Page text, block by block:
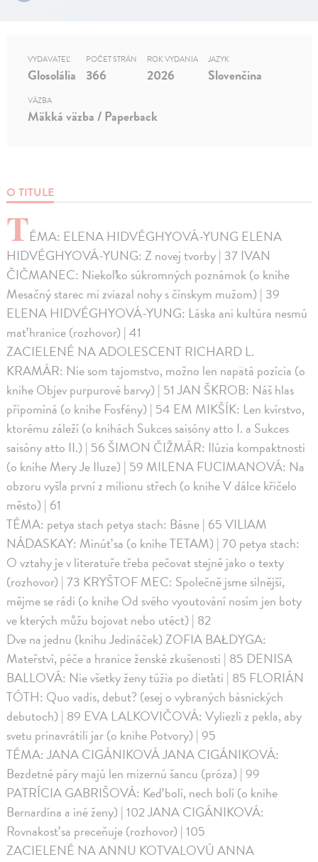
O TITULE
TÉMA: ELENA HIDVÉGHYOVÁ-YUNG ELENA
HIDVÉGHYOVÁ-YUNG: Z novej tvorby | 37 IVAN
ČIČMANEC: Niekoľko súkromných poznámok (o knihe
Mesačný starec mi zviazal nohy s čínskym mužom) | 39
ELENA HIDVÉGHYOVÁ-YUNG: Láska ani kultúra nesmú
mať hranice (rozhovor) | 41
ZACIELENÉ NA ADOLESCENT RICHARD L.
KRAMÁR: Nie som tajomstvo, možno len napätá pozícia (o
knihe Objev purpurové barvy) | 51 JAN ŠKROB: Náš hlas
připomíná (o knihe Fosfény) | 54 EM MIKŠÍK: Len kvírstvo,
ktorému záleží (o knihách Sukces saisóny atto I. a Sukces
saisóny atto II.) | 56 ŠIMON ČIŽMÁR: Ilúzia kompaktnosti
(o knihe Mery Je Iluze) | 59 MILENA FUCIMANOVÁ: Na
obzoru vyšla první z milionu střech (o knihe V dálce křičelo
město) | 61
TÉMA: petya stach petya stach: Básne | 65 VILIAM
NÁDASKAY: Minúť sa (o knihe TETAM) | 70 petya stach:
O vztahy je v literatuře třeba pečovat stejně jako o texty
(rozhovor) | 73 KRYŠTOF MEC: Společně jsme silnější,
mějme se rádi (o knihe Od svého vyoutování nosím jen boty
ve kterých můžu bojovat nebo utéct) | 82
Dve na jednu (knihu Jedináček) ZOFIA BAŁDYGA:
Mateřství, péče a hranice ženské zkušenosti | 85 DENISA
BALLOVÁ: Nie všetky ženy túžia po dieťati | 85 FLORIÁN
TÓTH: Quo vadis, debut? (esej o vybraných básnických
debutoch) | 89 EVA LALKOVIČOVÁ: Vyliezli z pekla, aby
svetu prinavrátili jar (o knihe Potvory) | 95
TÉMA: JANA CIGÁNIKOVÁ JANA CIGÁNIKOVÁ:
Bezdetné páry majú len mizernú šancu (próza) | 99
PATRÍCIA GABRIŠOVÁ: Keď bolí, nech bolí (o knihe
Bernardína a iné ženy) | 102 JANA CIGÁNIKOVÁ:
Rovnakosť sa preceňuje (rozhovor) | 105
ZACIELENÉ NA ANNU KOTVALOVÚ ANNA
VYDAVATEĽ
Glosolália
POČET STRÁN
366
ROK VYDANIA
2026
JAZYK
Slovenčina
VÄZBA
Mäkká väzba / Paperback